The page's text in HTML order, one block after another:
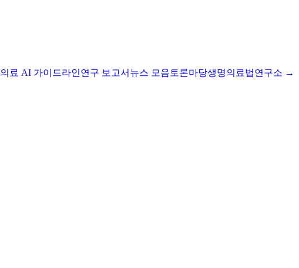
의료 AI 가이드라인연구 보고서 뉴스 모음 토론마당생명의료법연구소 →